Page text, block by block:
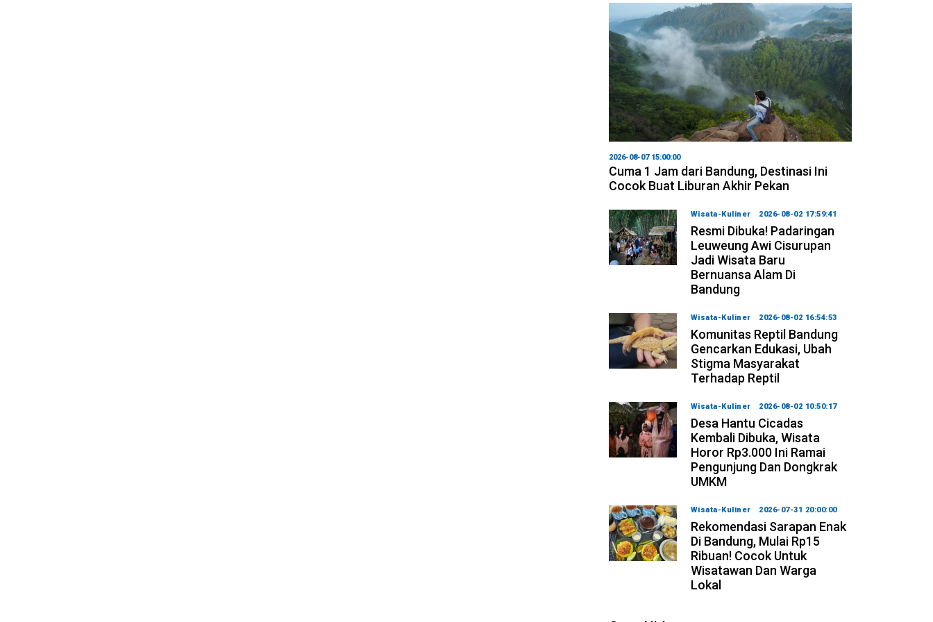
2026-08-07 15:00:00
Cuma 1 Jam dari Bandung, Destinasi Ini
Cocok Buat Liburan Akhir Pekan
Wisata-Kuliner 2026-08-02 17:59:41
Resmi Dibuka! Padaringan
Leuweung Awi Cisurupan
Jadi Wisata Baru
Bernuansa Alam Di
Bandung
Wisata-Kuliner 2026-08-02 16:54:53
Komunitas Reptil Bandung
Gencarkan Edukasi, Ubah
Stigma Masyarakat
Terhadap Reptil
Wisata-Kuliner 2026-08-02 10:50:17
Desa Hantu Cicadas
Kembali Dibuka, Wisata
Horor Rp3.000 Ini Ramai
Pengunjung Dan Dongkrak
UMKM
Wisata-Kuliner 2026-07-31 20:00:00
Rekomendasi Sarapan Enak
Di Bandung, Mulai Rp15
Ribuan! Cocok Untuk
Wisatawan Dan Warga
Lokal